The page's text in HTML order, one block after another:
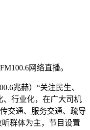
网络直播。
兆赫）“关注民生、
、行业化，在广大司机
交通、服务交通、疏导
群体为主，节目设置